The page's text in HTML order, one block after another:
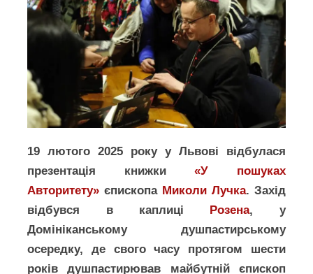
19 лютого 2025 року у Львові відбулася
презентація книжки«У пошуках
Авторитету» єпископа Миколи Лучка. Захід
відбувся в каплиці Розена, у
Домініканському душпастирському
осередку, де свого часу протягом шести
років душпастирював майбутній єпископ